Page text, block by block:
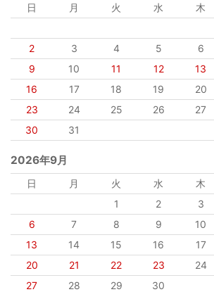
日 月 火 水 木
2
3 4 5 6
9
10 11 12 13
16
17 18 19 20
23
24 25 26 27
30
31
2026年9月
日 月 火 水 木
1
2 3
6
7 8 9 10
13
14 15 16 17
20
21 22 23 24
27
28 29 30